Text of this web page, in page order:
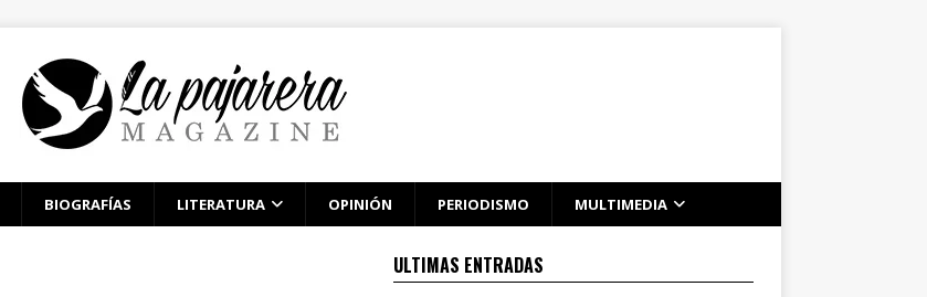
BIOGRAFÍAS LITERATURA OPINIÓN PERIODISMO MULTIMEDIA
ULTIMAS ENTRADAS